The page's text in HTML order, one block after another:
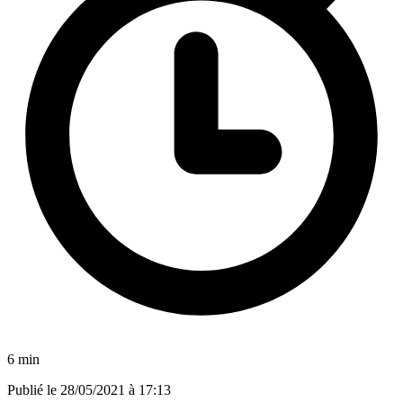
6 min
Publié le 28/05/2021 à 17:13